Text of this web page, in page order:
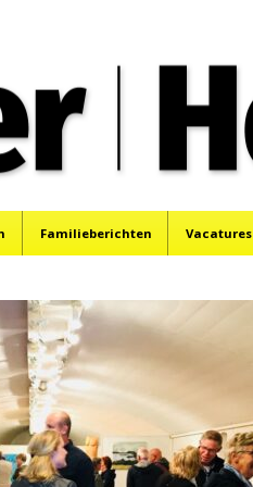
Familieberichten Vacatures